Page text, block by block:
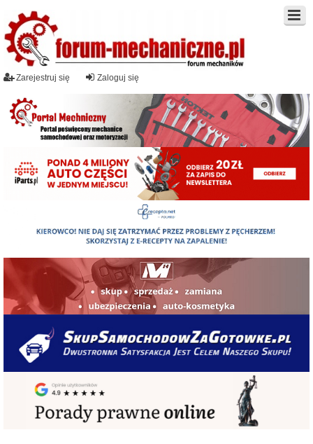
Zaloguj się
Zarejestruj się